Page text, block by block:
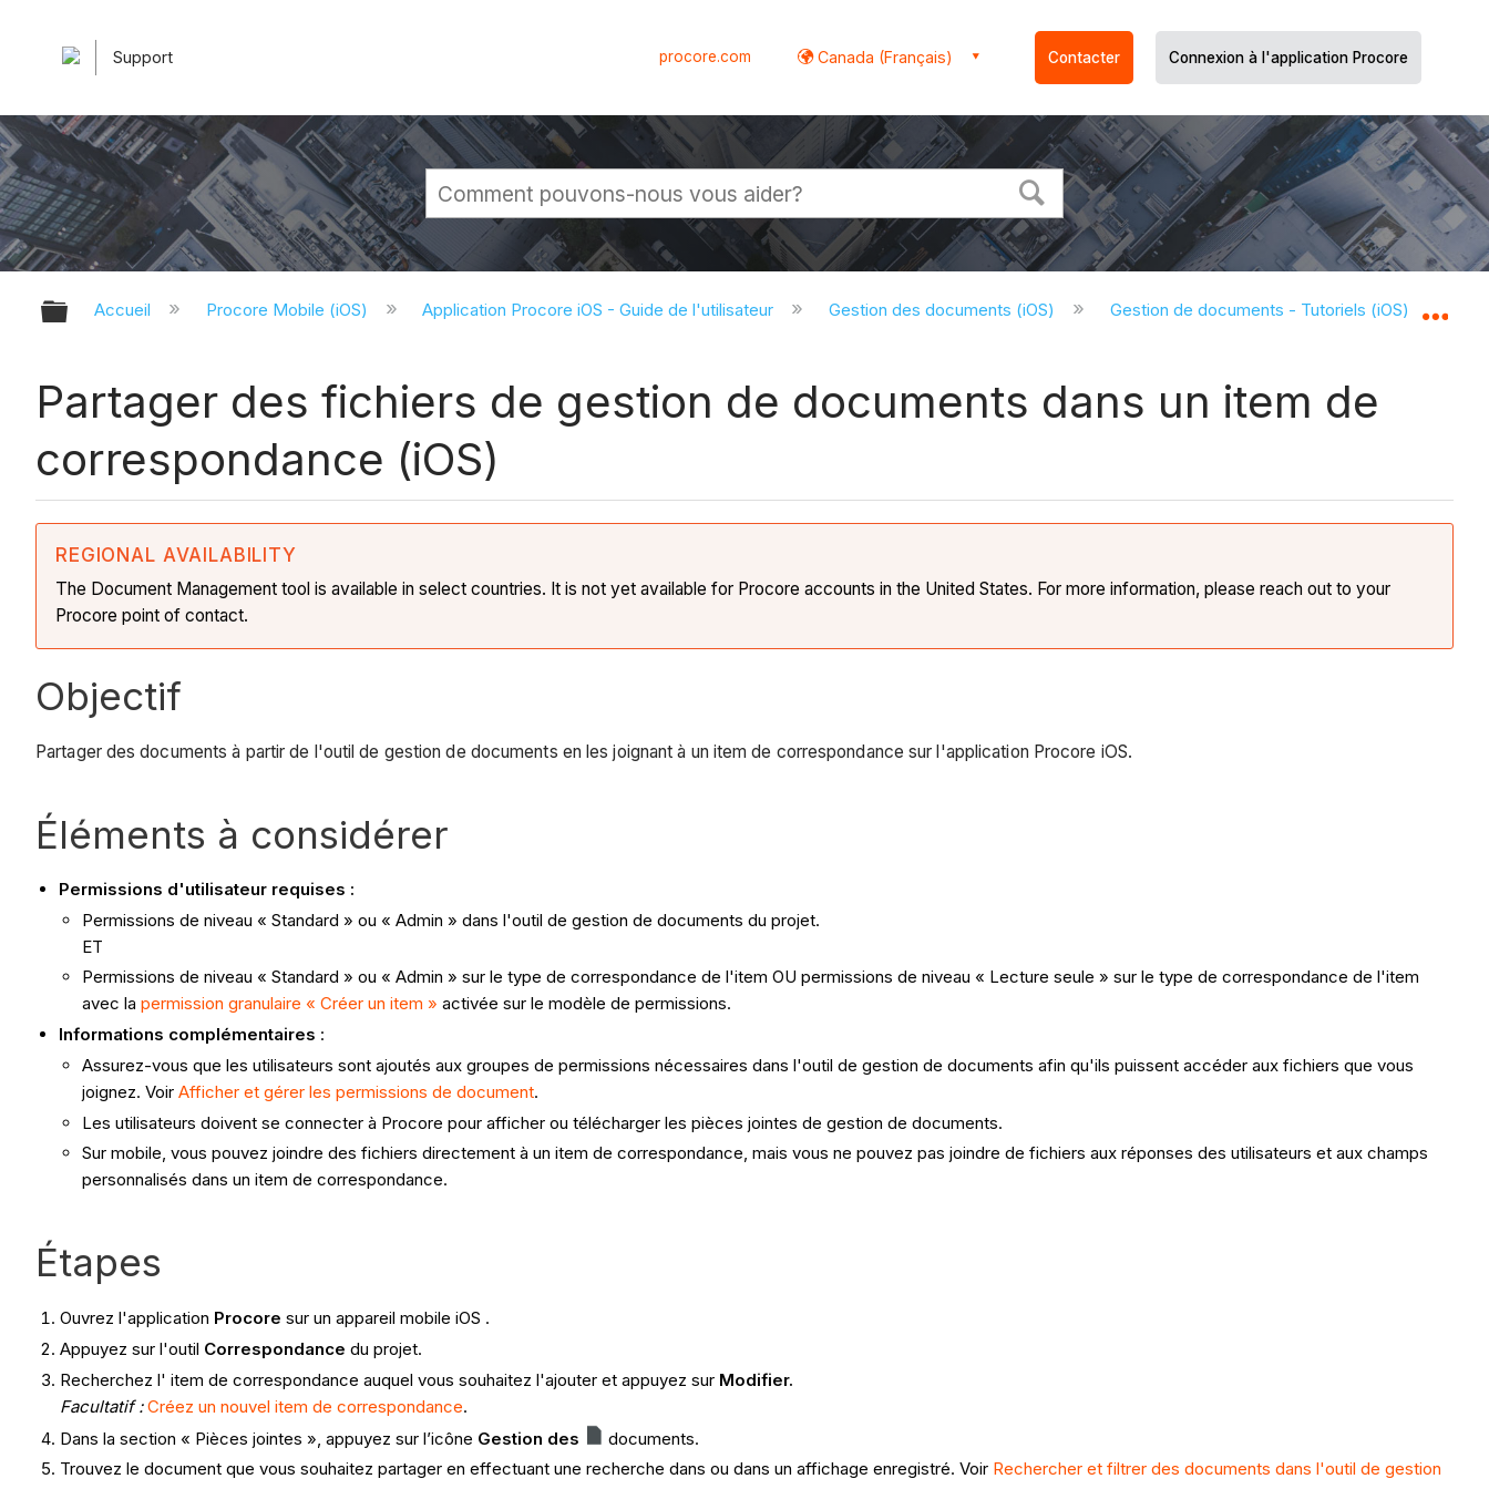
Support procore.com Canada (Français) Contacter Connexion à l'application Procore
Développer/réduire la hiérarchie globale
Accueil Procore Mobile (iOS) Application Procore iOS - Guide de l'utilisateur Gestion des documents (iOS) Gestion de documents - Tutoriels (iOS)
Partager des fichiers de gestion de documents dans un item de
correspondance (iOS)
REGIONAL AVAILABILITY
The Document Management tool is available in select countries. It is not yet available for Procore accounts in the United States. For more information, please reach out to your
Procore point of contact.
Objectif
Partager des documents à partir de l'outil de gestion de documents en les joignant à un item de correspondance sur l'application Procore iOS.
Éléments à considérer
Permissions d'utilisateur requises :
Permissions de niveau « Standard » ou « Admin » dans l'outil de gestion de documents du projet.
ET
Permissions de niveau « Standard » ou « Admin » sur le type de correspondance de l'item OU permissions de niveau « Lecture seule » sur le type de correspondance de l'item
avec la permission granulaire « Créer un item » activée sur le modèle de permissions.
Informations complémentaires :
Assurez-vous que les utilisateurs sont ajoutés aux groupes de permissions nécessaires dans l'outil de gestion de documents afin qu'ils puissent accéder aux fichiers que vous
joignez. Voir Afficher et gérer les permissions de document.
Les utilisateurs doivent se connecter à Procore pour afficher ou télécharger les pièces jointes de gestion de documents.
Sur mobile, vous pouvez joindre des fichiers directement à un item de correspondance, mais vous ne pouvez pas joindre de fichiers aux réponses des utilisateurs et aux champs
personnalisés dans un item de correspondance.
Étapes
Ouvrez l'application Procore sur un appareil mobile iOS .
Appuyez sur l'outil Correspondance du projet.
Recherchez l' item de correspondance auquel vous souhaitez l'ajouter et appuyez sur Modifier.
Facultatif : Créez un nouvel item de correspondance.
Dans la section « Pièces jointes », appuyez sur l’icône Gestion des
documents.
Trouvez le document que vous souhaitez partager en effectuant une recherche dans ou dans un affichage enregistré. Voir Rechercher et filtrer des documents dans l'outil de gestion